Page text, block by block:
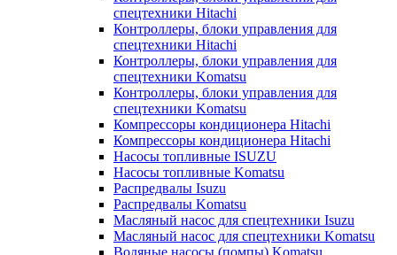
спецтехники Hitachi
Контроллеры, блоки управления для
спецтехники Hitachi
Контроллеры, блоки управления для
спецтехники Komatsu
Контроллеры, блоки управления для
спецтехники Komatsu
Компрессоры кондиционера Hitachi
Компрессоры кондиционера Hitachi
Насосы топливные ISUZU
Насосы топливные Komatsu
Распредвалы Isuzu
Распредвалы Komatsu
Масляный насос для спецтехники Isuzu
Масляный насос для спецтехники Komatsu
Водяные насосы (помпы) Komatsu